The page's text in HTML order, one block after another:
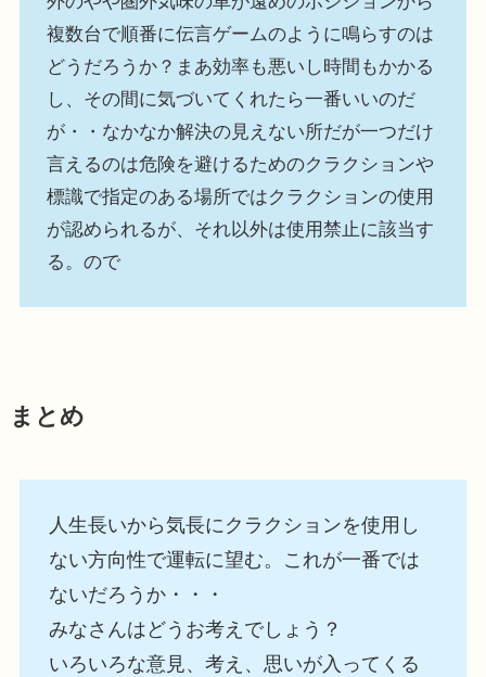
複数台で順番に伝言ゲームのように鳴らすのは
どうだろうか？まあ効率も悪いし時間もかかる
し、その間に気づいてくれたら一番いいのだ
が・・なかなか解決の見えない所だが一つだけ
言えるのは危険を避けるためのクラクションや
標識で指定のある場所ではクラクションの使用
が認められるが、それ以外は使用禁止に該当す
る。ので
まとめ
人生長いから気長にクラクションを使用し
ない方向性で運転に望む。これが一番では
ないだろうか・・・
みなさんはどうお考えでしょう？
いろいろな意見、考え、思いが入ってくる